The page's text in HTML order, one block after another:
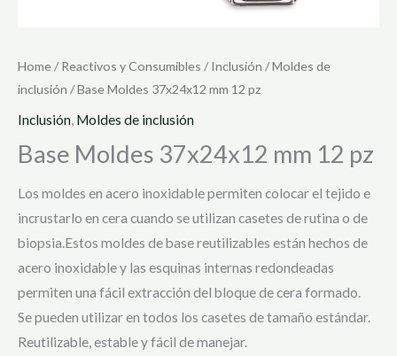
Home/Reactivos y Consumibles /Inclusión /Moldes de
inclusión / Base Moldes 37x24x12 mm 12 pz
Inclusión, Moldes de inclusión
Base Moldes 37x24x12 mm 12 pz
Los moldes en acero inoxidable permiten colocar el tejido e
incrustarlo en cera cuando se utilizan casetes de rutina o de
biopsia.Estos moldes de base reutilizables están hechos de
acero inoxidable y las esquinas internas redondeadas
permiten una fácil extracción del bloque de cera formado.
Se pueden utilizar en todos los casetes de tamaño estándar.
Reutilizable, estable y fácil de manejar.